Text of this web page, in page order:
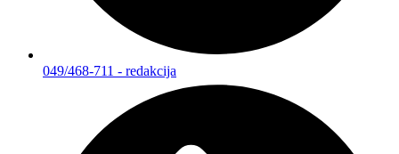
049/468-711 - redakcija